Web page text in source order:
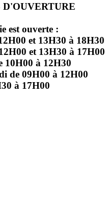
D'OUVERTURE
est ouverte :
et 13H30 à 18H30
et 13H30 à 17H00
10H00 à 12H30
de 09H00 à 12H00
à 17H00